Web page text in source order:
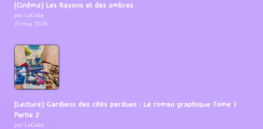
[Cinéma] Les Rayons et des ombres
par LuCioLe
27 mai 2026
[Lecture] Gardiens des cités perdues : Le roman graphique Tome 1
Partie 2
par LuCioLe